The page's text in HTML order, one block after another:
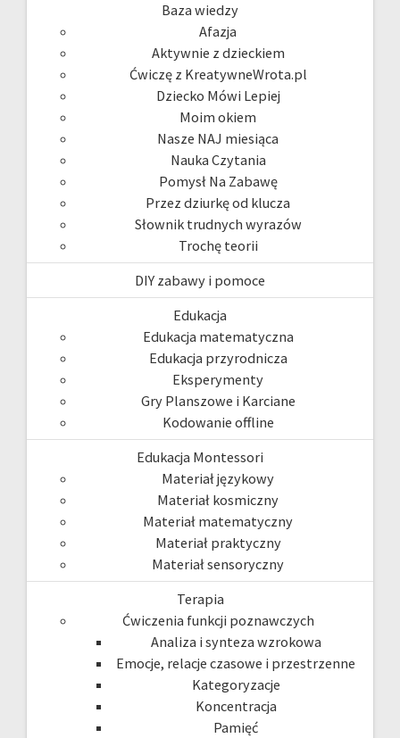
Baza wiedzy
Afazja
Aktywnie z dzieckiem
Ćwiczę z KreatywneWrota.pl
Dziecko Mówi Lepiej
Moim okiem
Nasze NAJ miesiąca
Nauka Czytania
Pomysł Na Zabawę
Przez dziurkę od klucza
Słownik trudnych wyrazów
Trochę teorii
DIY zabawy i pomoce
Edukacja
Edukacja matematyczna
Edukacja przyrodnicza
Eksperymenty
Gry Planszowe i Karciane
Kodowanie offline
Edukacja Montessori
Materiał językowy
Materiał kosmiczny
Materiał matematyczny
Materiał praktyczny
Materiał sensoryczny
Terapia
Ćwiczenia funkcji poznawczych
Analiza i synteza wzrokowa
Emocje, relacje czasowe i przestrzenne
Kategoryzacje
Koncentracja
Pamięć